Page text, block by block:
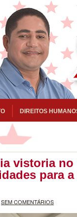
DIREITOS
vistoria
para
SEM COMENTÁRIOS